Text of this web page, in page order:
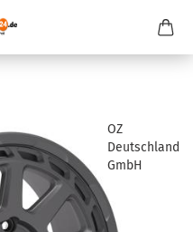
OZ
Deutschland
GmbH